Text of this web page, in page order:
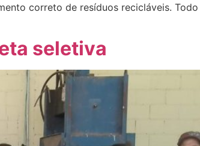
correto de resíduos recicláveis.
seletiva